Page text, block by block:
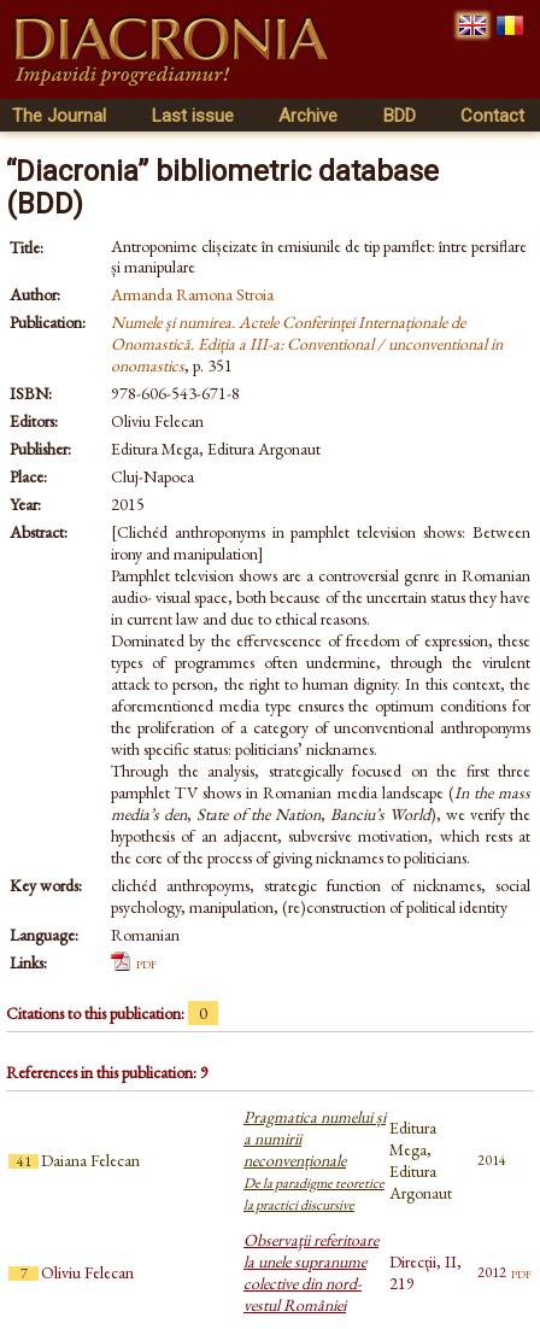
The Journal Last issue Archive BDD Contact
“Diacronia” bibliometric database
(BDD)
Title:
Antroponime clișeizate în emisiunile de tip pamflet: între persiflare
și manipulare
Author:
Armanda Ramona Stroia
Publication:
Numele și numirea. Actele Conferinței Internaționale de
Onomastică. Ediția a III-a: Conventional / unconventional in
onomastics, p. 351
ISBN:
978-606-543-671-8
Editors:
Oliviu Felecan
Publisher:
Editura Mega, Editura Argonaut
Place:
Cluj-Napoca
Year:
2015
Abstract:
[Clichéd anthroponyms in pamphlet television shows: Between
irony and manipulation]
Pamphlet television shows are a controversial genre in Romanian
audio- visual space, both because of the uncertain status they have
in current law and due to ethical reasons.
Dominated by the effervescence of freedom of expression, these
types of programmes often undermine, through the virulent
attack to person, the right to human dignity. In this context, the
aforementioned media type ensures the optimum conditions for
the proliferation of a category of unconventional anthroponyms
with specific status: politicians’ nicknames.
Through the analysis, strategically focused on the first three
pamphlet TV shows in Romanian media landscape (In the mass
media’s den, State of the Nation, Banciu’s World), we verify the
hypothesis of an adjacent, subversive motivation, which rests at
the core of the process of giving nicknames to politicians.
Key words:
clichéd anthropoyms, strategic function of nicknames, social
psychology, manipulation, (re)construction of political identity
Language:
Romanian
Links:
pdf
Citations to this publication: 0
References in this publication: 9
41 Daiana Felecan
Pragmatica numelui și
a numirii
neconvenționale
De la paradigme teoretice
la practici discursive
Editura
Mega,
Editura
Argonaut
2014
7 Oliviu Felecan
Observaţii referitoare
la unele supranume
colective din nord-
vestul României
Direcții, II,
219
2012 pdf